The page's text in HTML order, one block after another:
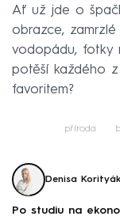
Ať už jde o
obrazce,
vodopádu, fotky
potěší každého
favoritem?
příroda
Denisa
Po studiu na